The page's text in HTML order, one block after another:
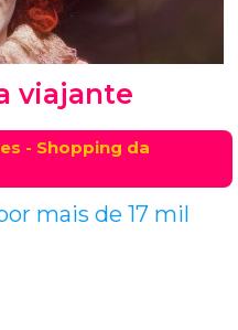
viajante
- Shopping da
mais de 17 mil